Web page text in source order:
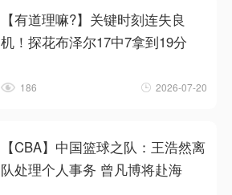
【有道理嘛?】关键时刻连失良
机！探花布泽尔17中7拿到19分
186 2026-07-20
【CBA】中国篮球之队：王浩然离
队处理个人事务 曾凡博将赴海